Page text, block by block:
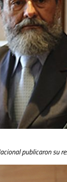
publicaron su